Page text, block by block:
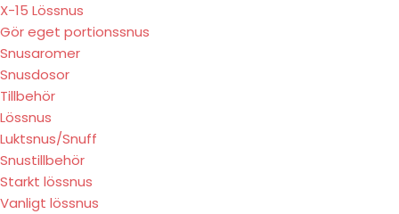
X-15 Lössnus
Gör eget portionssnus
Snusaromer
Snusdosor
Tillbehör
Lössnus
Luktsnus/Snuff
Snustillbehör
Starkt lössnus
Vanligt lössnus